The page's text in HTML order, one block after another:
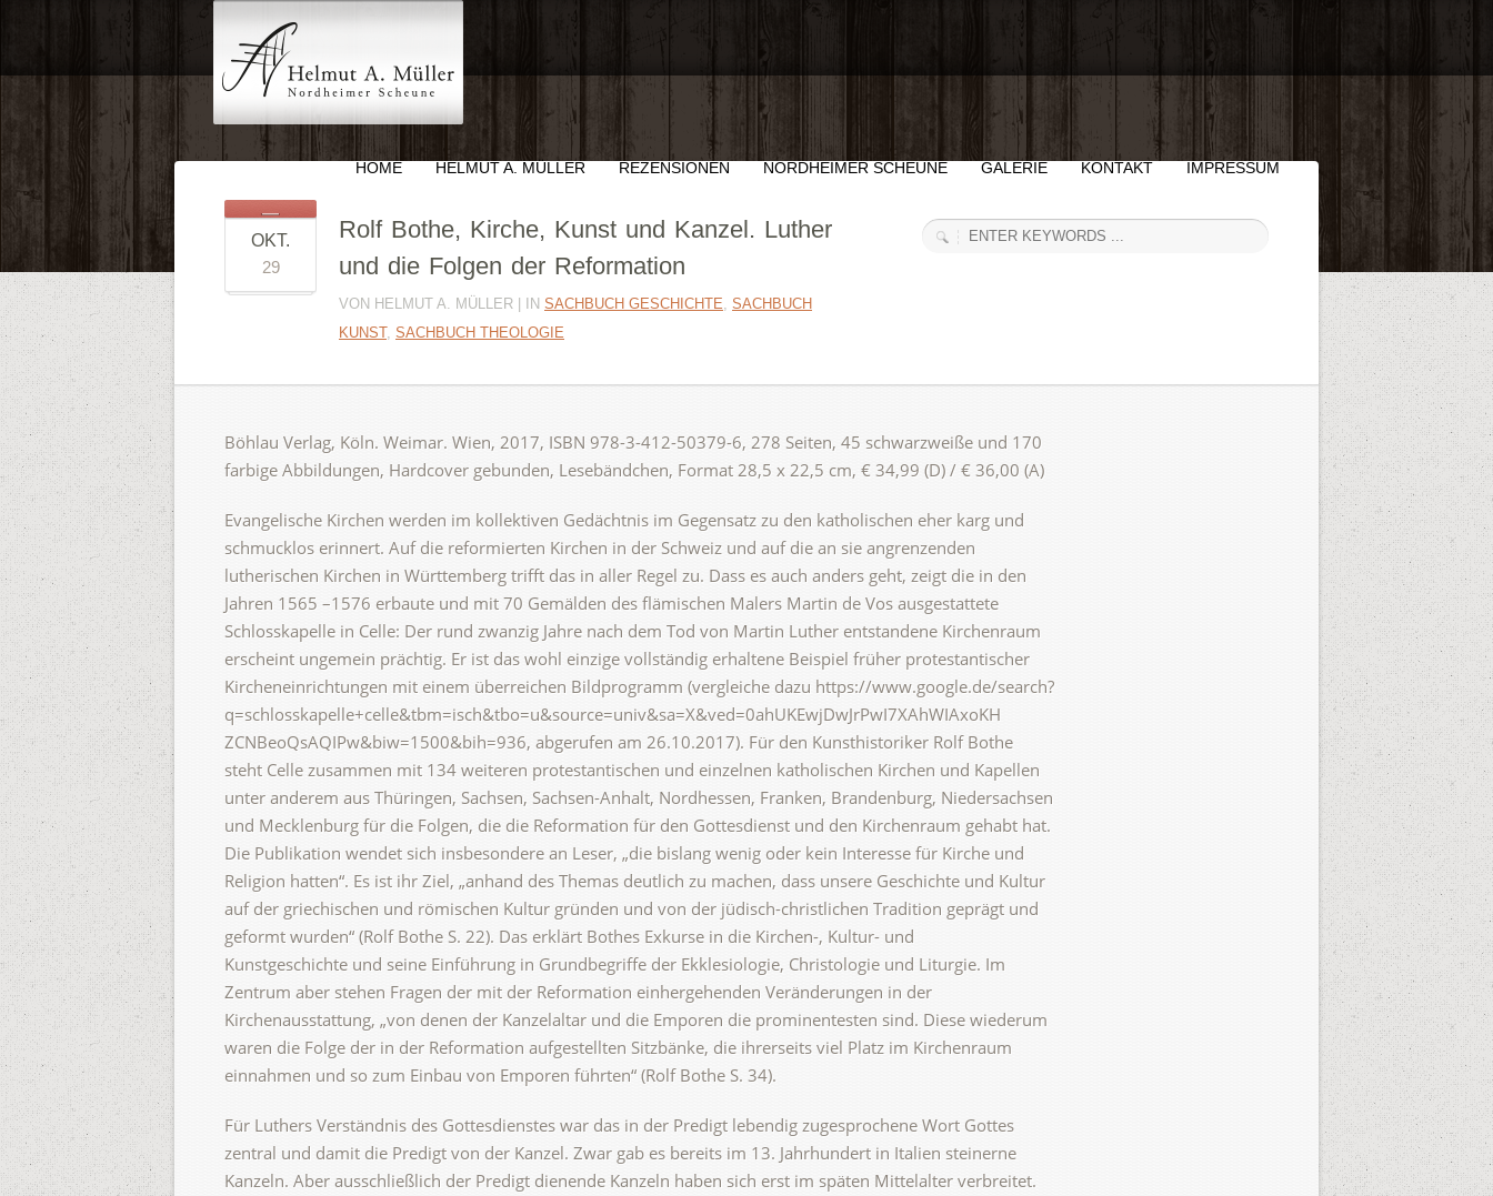
HOME HELMUT A. MÜLLER REZENSIONEN NORDHEIMER SCHEUNE GALERIE KONTAKT IMPRESSUM
OKT.
29
Rolf Bothe, Kirche, Kunst und Kanzel. Luther
und die Folgen der Reformation
VON HELMUT A. MÜLLER | IN SACHBUCH GESCHICHTE, SACHBUCH
KUNST, SACHBUCH THEOLOGIE
Böhlau Verlag, Köln. Weimar. Wien, 2017, ISBN 978-3-412-50379-6, 278 Seiten, 45 schwarzweiße und 170
farbige Abbildungen, Hardcover gebunden, Lesebändchen, Format 28,5 x 22,5 cm, € 34,99 (D) / € 36,00 (A)
Evangelische Kirchen werden im kollektiven Gedächtnis im Gegensatz zu den katholischen eher karg und
schmucklos erinnert. Auf die reformierten Kirchen in der Schweiz und auf die an sie angrenzenden
lutherischen Kirchen in Württemberg trifft das in aller Regel zu. Dass es auch anders geht, zeigt die in den
Jahren 1565 –1576 erbaute und mit 70 Gemälden des flämischen Malers Martin de Vos ausgestattete
Schlosskapelle in Celle: Der rund zwanzig Jahre nach dem Tod von Martin Luther entstandene Kirchenraum
erscheint ungemein prächtig. Er ist das wohl einzige vollständig erhaltene Beispiel früher protestantischer
Kircheneinrichtungen mit einem überreichen Bildprogramm (vergleiche dazu https://www.google.de/search?
q=schlosskapelle+celle&tbm=isch&tbo=u&source=univ&sa=X&ved=0ahUKEwjDwJrPwI7XAhWIAxoKH
ZCNBeoQsAQIPw&biw=1500&bih=936, abgerufen am 26.10.2017). Für den Kunsthistoriker Rolf Bothe
steht Celle zusammen mit 134 weiteren protestantischen und einzelnen katholischen Kirchen und Kapellen
unter anderem aus Thüringen, Sachsen, Sachsen-Anhalt, Nordhessen, Franken, Brandenburg, Niedersachsen
und Mecklenburg für die Folgen, die die Reformation für den Gottesdienst und den Kirchenraum gehabt hat.
Die Publikation wendet sich insbesondere an Leser, „die bislang wenig oder kein Interesse für Kirche und
Religion hatten“. Es ist ihr Ziel, „anhand des Themas deutlich zu machen, dass unsere Geschichte und Kultur
auf der griechischen und römischen Kultur gründen und von der jüdisch-christlichen Tradition geprägt und
geformt wurden“ (Rolf Bothe S. 22). Das erklärt Bothes Exkurse in die Kirchen-, Kultur- und
Kunstgeschichte und seine Einführung in Grundbegriffe der Ekklesiologie, Christologie und Liturgie. Im
Zentrum aber stehen Fragen der mit der Reformation einhergehenden Veränderungen in der
Kirchenausstattung, „von denen der Kanzelaltar und die Emporen die prominentesten sind. Diese wiederum
waren die Folge der in der Reformation aufgestellten Sitzbänke, die ihrerseits viel Platz im Kirchenraum
einnahmen und so zum Einbau von Emporen führten“ (Rolf Bothe S. 34).
Für Luthers Verständnis des Gottesdienstes war das in der Predigt lebendig zugesprochene Wort Gottes
zentral und damit die Predigt von der Kanzel. Zwar gab es bereits im 13. Jahrhundert in Italien steinerne
Kanzeln. Aber ausschließlich der Predigt dienende Kanzeln haben sich erst im späten Mittelalter verbreitet.